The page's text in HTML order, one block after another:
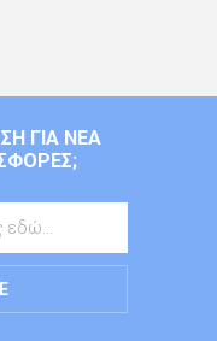
ΓΙΑ ΝΈΑ